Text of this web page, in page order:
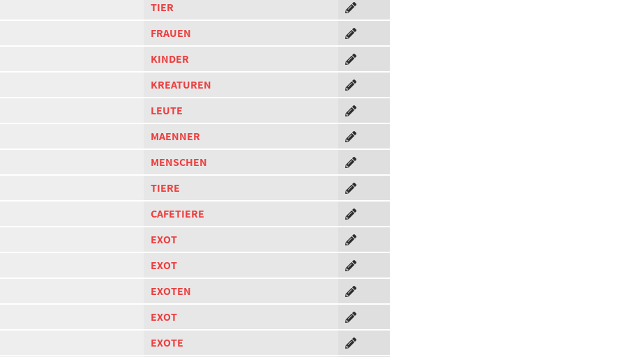
TIER
FRAUEN
KINDER
KREATUREN
LEUTE
MAENNER
MENSCHEN
TIERE
CAFETIERE
EXOT
EXOT
EXOTEN
EXOT
EXOTE